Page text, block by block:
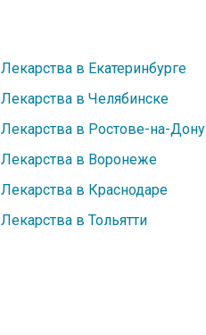
Лекарства в Екатеринбурге
Лекарства в Челябинске
Лекарства в Ростове-на-Дону
Лекарства в Воронеже
Лекарства в Краснодаре
Лекарства в Тольятти